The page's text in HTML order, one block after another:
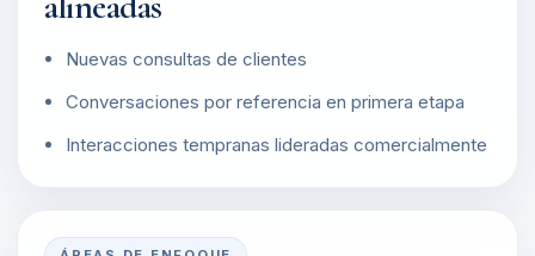
Nuevas consultas de clientes
Conversaciones por referencia en primera etapa
Interacciones tempranas lideradas comercialmente